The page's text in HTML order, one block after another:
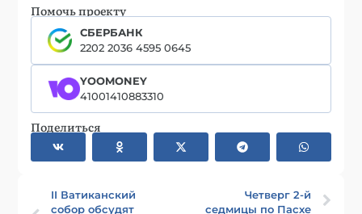
Помочь проекту
СБЕРБАНК
2202 2036 4595 0645
YOOMONEY
41001410883310
Поделиться
II Ватиканский
собор обсудят
Четверг 2-й
седмицы по Пасхе